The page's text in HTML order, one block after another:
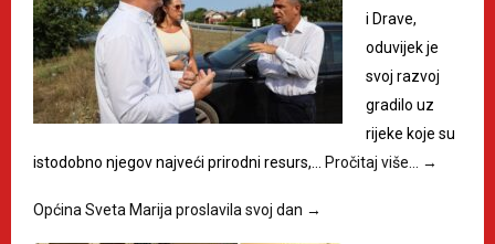
i Drave,
oduvijek je
svoj razvoj
gradilo uz
rijeke koje su
istodobno njegov najveći prirodni resurs,…
Pročitaj više… →
Općina Sveta Marija proslavila svoj dan →